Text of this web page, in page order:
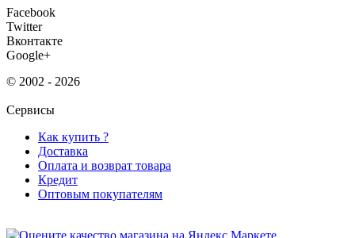
Facebook
Twitter
Вконтакте
Google+
© 2002 - 2026
Сервисы
Как купить ?
Доставка
Оплата и возврат товара
Кредит
Оптовым покупателям